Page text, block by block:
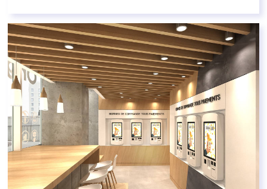
EN SAVOIR PLUS